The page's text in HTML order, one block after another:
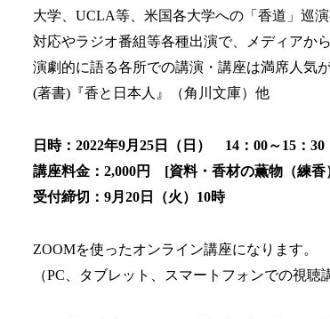
大学、UCLA等、米国各大学への「香道」巡
対応やラジオ番組等各種出演で、メディアか
演劇的に語る各所での講演・講座は満席人気
(著書)『香と日本人』（角川文庫）他
日時：2022年9月25日（日） 14：00～15：30
講座料金：2,000円 [資料・香材の薫物（練香
受付締切：9月20日（火）10時
ZOOMを使ったオンライン講座になります。
（PC、タブレット、スマートフォンでの視聴